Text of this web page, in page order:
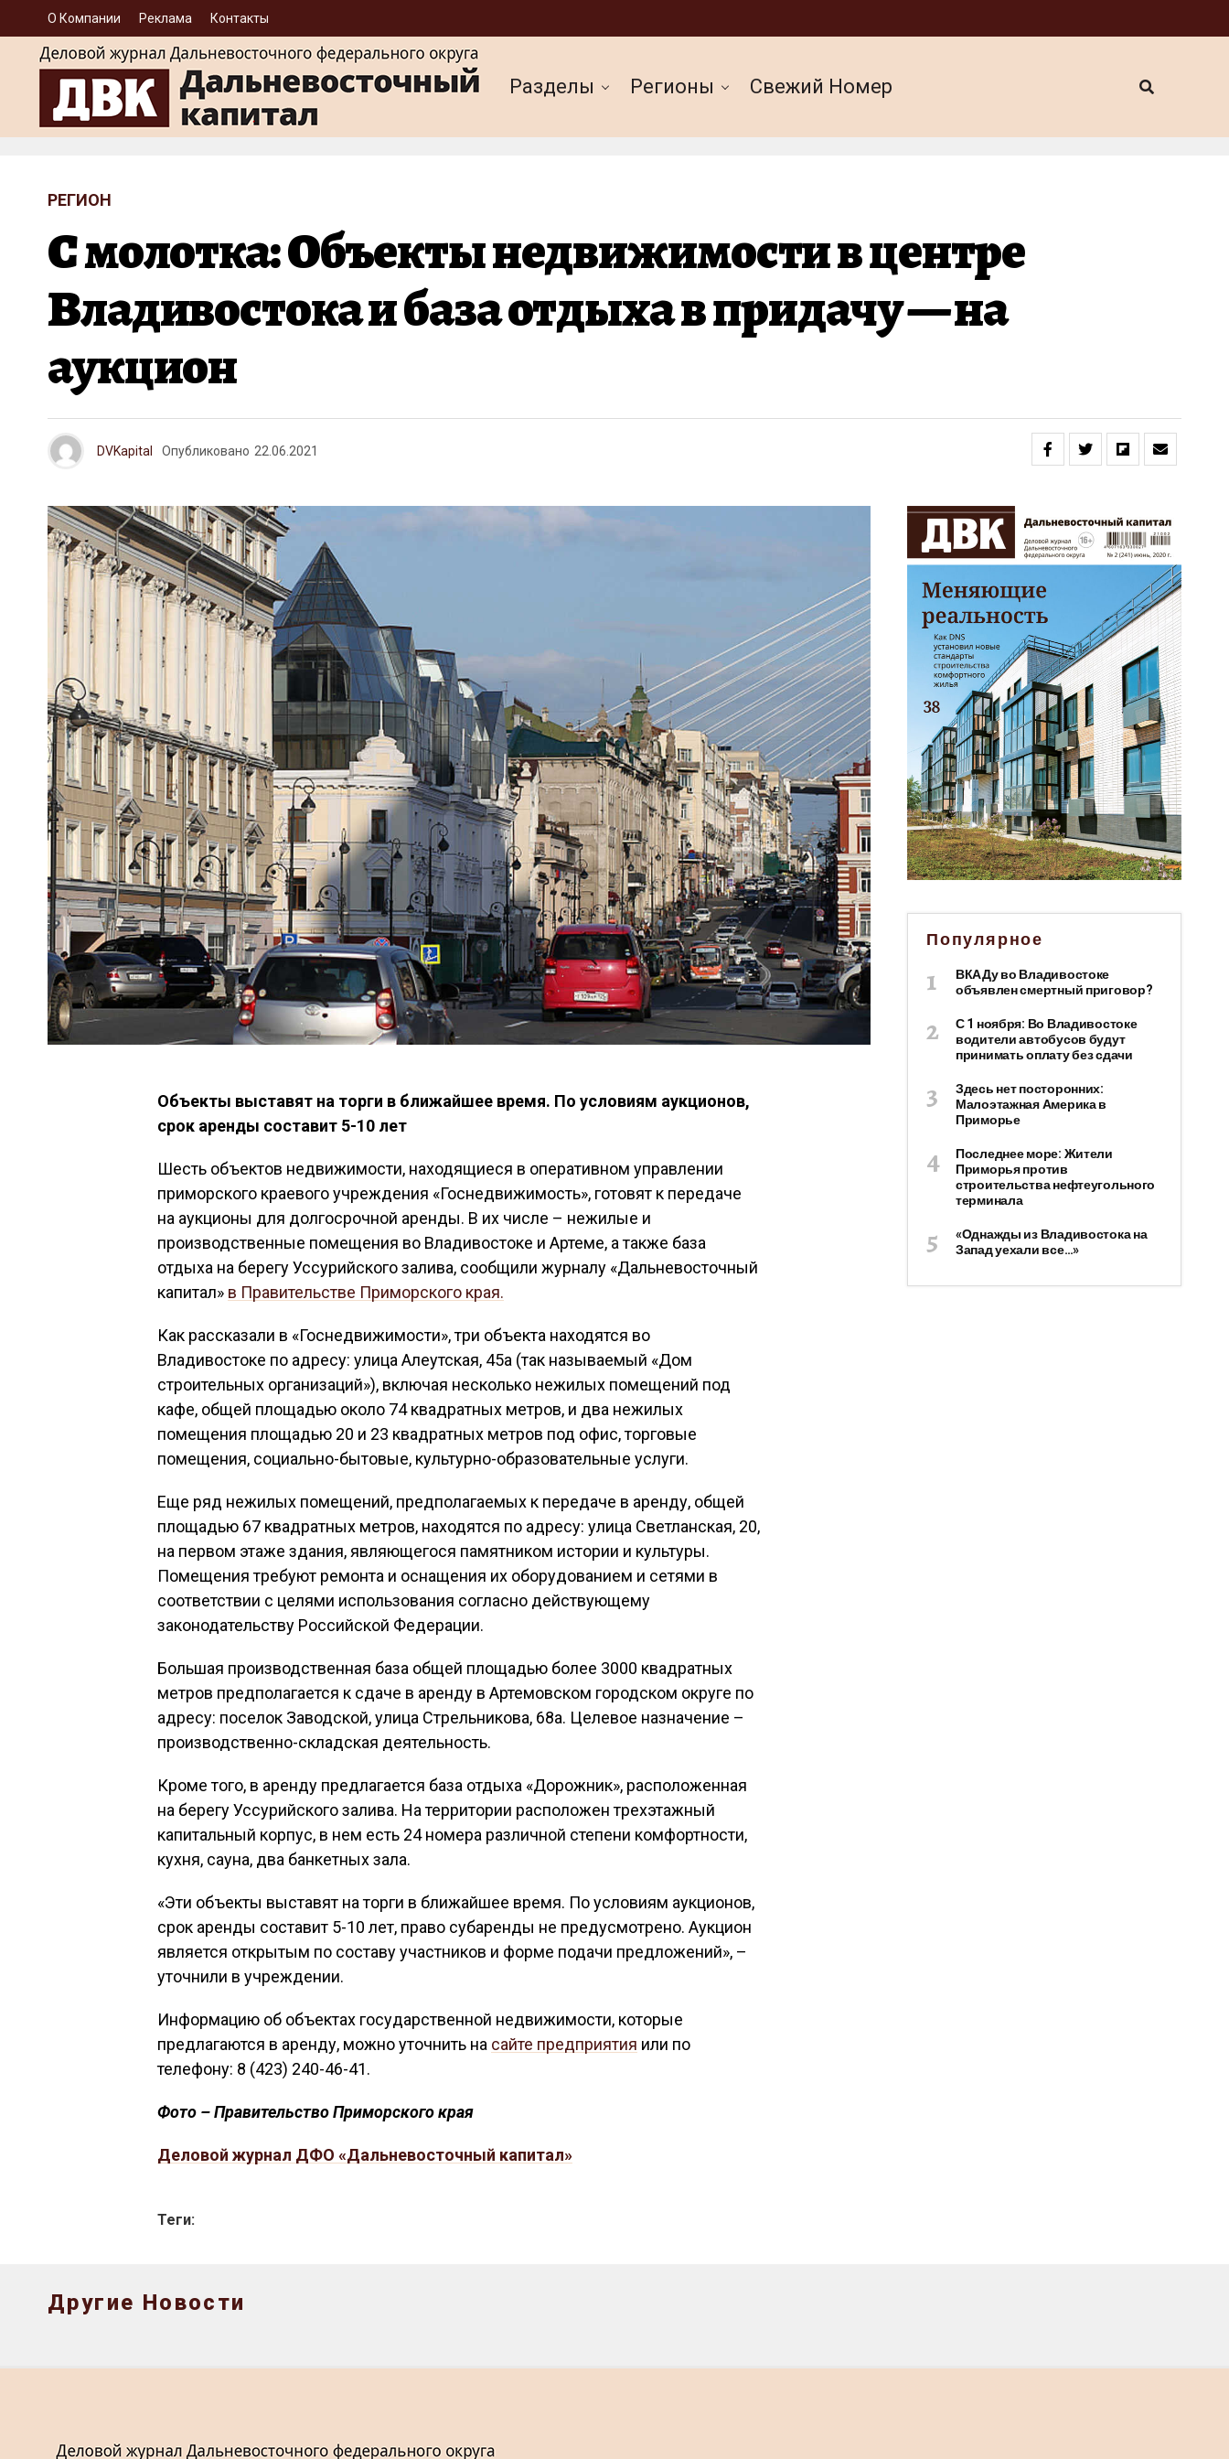
О Компании Реклама Контакты
Разделы Регионы Cвежий Номер
РЕГИОН
С молотка: Объекты недвижимости в центре
Владивостока и база отдыха в придачу — на
аукцион
DVKapital Опубликовано 22.06.2021
Объекты выставят на торги в ближайшее время. По условиям аукционов,
срок аренды составит 5-10 лет
Шесть объектов недвижимости, находящиеся в оперативном управлении
приморского краевого учреждения «Госнедвижимость», готовят к передаче
на аукционы для долгосрочной аренды. В их числе – нежилые и
производственные помещения во Владивостоке и Артеме, а также база
отдыха на берегу Уссурийского залива, сообщили журналу «Дальневосточный
капитал» в Правительстве Приморского края.
Как рассказали в «Госнедвижимости», три объекта находятся во
Владивостоке по адресу: улица Алеутская, 45а (так называемый «Дом
строительных организаций»), включая несколько нежилых помещений под
кафе, общей площадью около 74 квадратных метров, и два нежилых
помещения площадью 20 и 23 квадратных метров под офис, торговые
помещения, социально-бытовые, культурно-образовательные услуги.
Еще ряд нежилых помещений, предполагаемых к передаче в аренду, общей
площадью 67 квадратных метров, находятся по адресу: улица Светланская, 20,
на первом этаже здания, являющегося памятником истории и культуры.
Помещения требуют ремонта и оснащения их оборудованием и сетями в
соответствии с целями использования согласно действующему
законодательству Российской Федерации.
Большая производственная база общей площадью более 3000 квадратных
метров предполагается к сдаче в аренду в Артемовском городском округе по
адресу: поселок Заводской, улица Стрельникова, 68а. Целевое назначение –
производственно-складская деятельность.
Кроме того, в аренду предлагается база отдыха «Дорожник», расположенная
на берегу Уссурийского залива. На территории расположен трехэтажный
капитальный корпус, в нем есть 24 номера различной степени комфортности,
кухня, сауна, два банкетных зала.
«Эти объекты выставят на торги в ближайшее время. По условиям аукционов,
срок аренды составит 5-10 лет, право субаренды не предусмотрено. Аукцион
является открытым по составу участников и форме подачи предложений», –
уточнили в учреждении.
Информацию об объектах государственной недвижимости, которые
предлагаются в аренду, можно уточнить на сайте предприятия или по
телефону: 8 (423) 240-46-41.
Фото – Правительство Приморского края
Деловой журнал ДФО «Дальневосточный капитал»
Теги:
Популярное
ВКАДу во Владивостоке
объявлен смертный приговор?
С 1 ноября: Во Владивостоке
водители автобусов будут
принимать оплату без сдачи
Здесь нет посторонних:
Малоэтажная Америка в
Приморье
Последнее море: Жители
Приморья против
строительства нефтеугольного
терминала
«Однажды из Владивостока на
Запад уехали все…»
Другие Новости